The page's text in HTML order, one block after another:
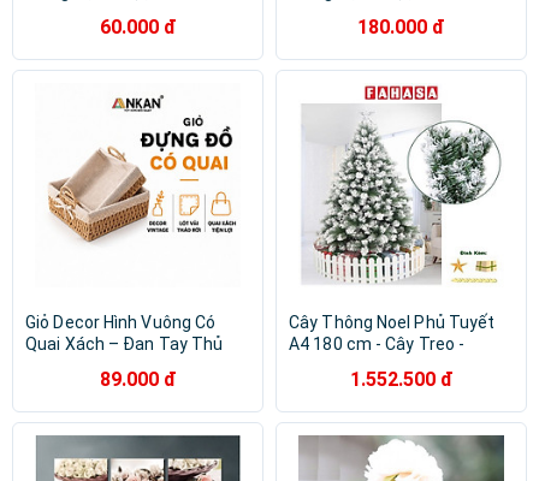
60.000 đ 180.000 đ
Giỏ Decor Hình Vuông Có
Quai Xách – Đan Tay Thủ
Trang Trí & Đựng Đồ Đa
Năng
89.000 đ
Cây Thông Noel Phủ Tuyết
A4 180 cm - Cây Treo -
1.552.500 đ